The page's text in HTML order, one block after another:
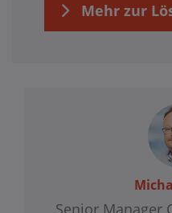
Mehr zur
Senior Manager